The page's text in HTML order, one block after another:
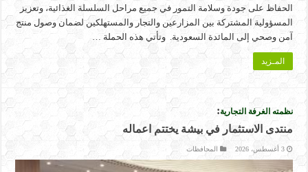
الحفاظ على جودة وسلامة التمور في جميع مراحل السلسلة الغذائية، وتعزيز
المسؤولية المشتركة بين المزارعين والتجار والمستهلكين لضمان وصول منتج
آمن وصحي إلى المائدة السعودية. وتأتي هذه الحملة …
المـزيد
نظمته الغرفة التجارية:
منتدى الاستثمار في بيشة يختتم اعماله
3 أغسطس، 2026 المحافظات